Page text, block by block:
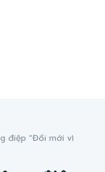
điệp "Đổi mới vì